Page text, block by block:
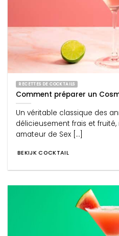
RECETTES DE COCKTAILS
Comment préparer un
Un véritable classique des
délicieusement frais et
amateur de Sex [...]
BEKIJK COCKTAIL